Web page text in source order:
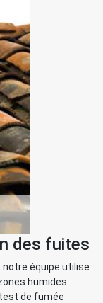
des fuites
notre équipe utilise
humides
de fumée